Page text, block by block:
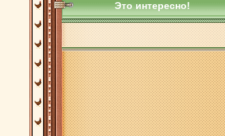
Это интересно!